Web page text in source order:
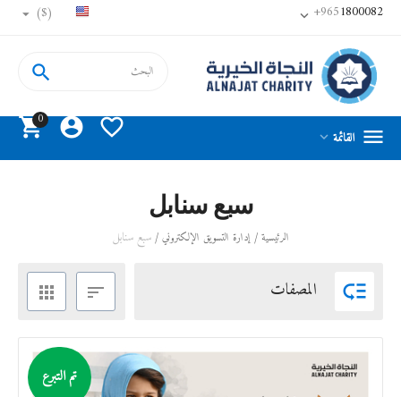
($) +9651800082

0
  

 القائمة 
سبع سنابل
الرئيسية / إدارة التسويق الإلكتروني /سبع سنابل
 المصفات 

تم التبرع